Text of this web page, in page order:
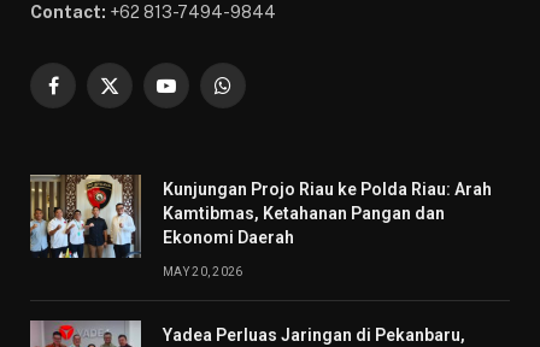
Contact: +62 813-7494-9844
Facebook
X
YouTubeWhatsApp
Kunjungan Projo Riau ke Polda Riau: Arah
Kamtibmas, Ketahanan Pangan dan
Ekonomi Daerah
MAY 20, 2026
Yadea Perluas Jaringan di Pekanbaru,